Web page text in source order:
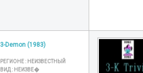
3-Demon (1983)
РЕГИОНЕ : НЕИЗВЕСТНЫЙ
ВИД : НЕИЗВЕ�